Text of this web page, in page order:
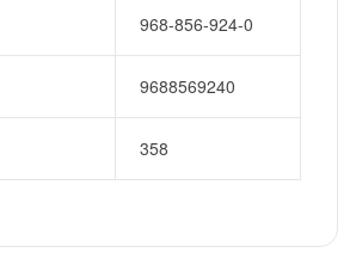
968-856-924-0
9688569240
358